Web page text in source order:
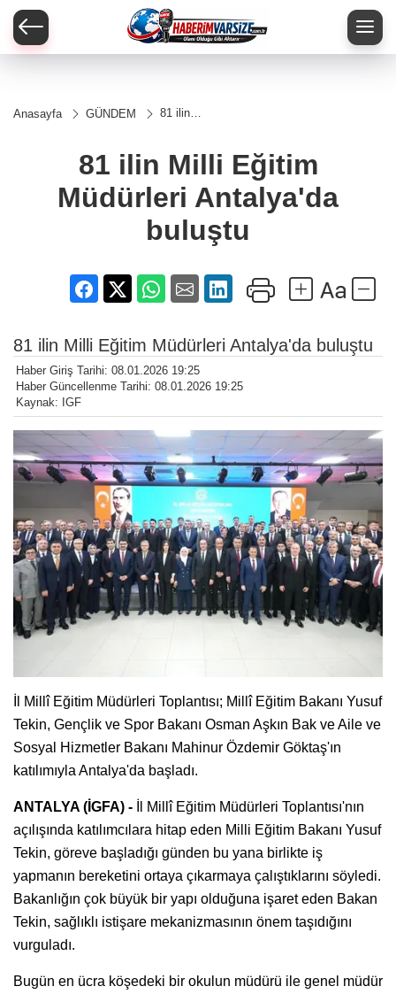
Anasayfa GÜNDEM
81 ilin
Müdürleri
Antalya'da
81 ilin Milli Eğitim
Müdürleri Antalya'da
buluştu
81 ilin Milli Eğitim Müdürleri Antalya'da buluştu
Haber Giriş Tarihi: 08.01.2026 19:25
Haber Güncellenme Tarihi: 08.01.2026 19:25
Kaynak: IGF
İl Millî Eğitim Müdürleri Toplantısı; Millî Eğitim Bakanı Yusuf
Tekin, Gençlik ve Spor Bakanı Osman Aşkın Bak ve Aile ve
Sosyal Hizmetler Bakanı Mahinur Özdemir Göktaş'ın
katılımıyla Antalya'da başladı.
ANTALYA (İGFA) -
İl Millî Eğitim Müdürleri Toplantısı'nın
açılışında katılımcılara hitap eden Milli Eğitim Bakanı Yusuf
Tekin, göreve başladığı günden bu yana birlikte iş
yapmanın bereketini ortaya çıkarmaya çalıştıklarını söyledi.
Bakanlığın çok büyük bir yapı olduğuna işaret eden Bakan
Tekin, sağlıklı istişare mekanizmasının önem taşıdığını
vurguladı.
Bugün en ücra köşedeki bir okulun müdürü ile genel müdür